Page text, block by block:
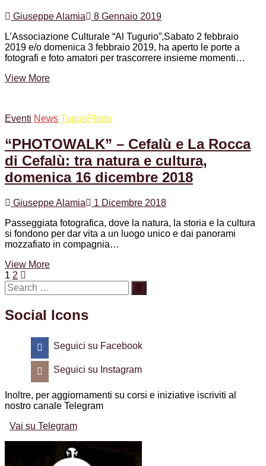
Giuseppe Alamia
8 Gennaio 2019
L’Associazione Culturale “Al Tugurio”,Sabato 2 febbraio
2019 e/o domenica 3 febbraio 2019, ha aperto le porte a
fotografi e foto amatori per trascorrere insieme momenti…
View MoreOpen
Eventi News TugusPhoto
“PHOTOWALK” – Cefalù e La Rocca
di Cefalù: tra natura e cultura,
domenica 16 dicembre 2018
Giuseppe Alamia
1 Dicembre 2018
Passeggiata fotografica, dove la natura, la storia e la cultura
si fondono per dar vita a un luogo unico e dai panorami
mozzafiato in compagnia…
View More“PHOTOWALK”
e
Rocca
tra
e
domenica
16
dicembre
2018
Navigazione
articoli
Page
1 Page
2
page
Social Icons
Seguici su Facebook
Seguici su Instagram
Inoltre, per aggiornamenti su corsi e iniziative iscriviti al
nostro canale Telegram
Vai su Telegram